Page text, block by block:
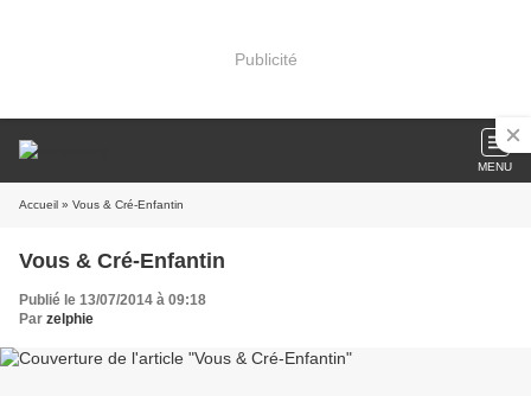
Publicité
MENU
Accueil » Vous & Cré-Enfantin
Vous & Cré-Enfantin
Publié le 13/07/2014 à 09:18
Par zelphie